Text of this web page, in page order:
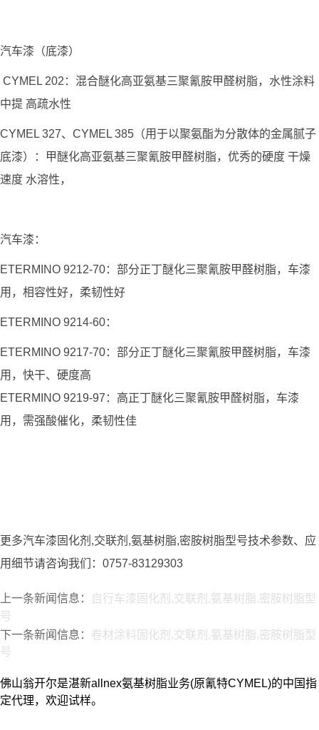
汽车漆（底漆）
CYMEL 202：混合醚化高亚氨基三聚氰胺甲醛树脂，水性涂料
中提 高疏水性
CYMEL 327、CYMEL 385（用于以聚氨酯为分散体的金属腻子
底漆）：甲醚化高亚氨基三聚氰胺甲醛树脂，优秀的硬度 干燥
速度 水溶性，
汽车漆：
ETERMINO 9212-70：部分正丁醚化三聚氰胺甲醛树脂，车漆
用，相容性好，柔韧性好
ETERMINO 9214-60：
ETERMINO 9217-70：部分正丁醚化三聚氰胺甲醛树脂，车漆
用，快干、硬度高
ETERMINO 9219-97：高正丁醚化三聚氰胺甲醛树脂，车漆
用，需强酸催化，柔韧性佳
更多汽车漆固化剂,交联剂,氨基树脂,密胺树脂型号技术参数、应
用细节请咨询我们：0757-83129303
上一条新闻信息：
自行车漆固化剂,交联剂,氨基树脂,密胺树脂型
号
下一条新闻信息： 卷材涂料固化剂,交联剂,氨基树脂,密胺树脂型
号
佛山翁开尔是湛新allnex氨基树脂业务(原氰特CYMEL)的中国指
定代理，欢迎试样。